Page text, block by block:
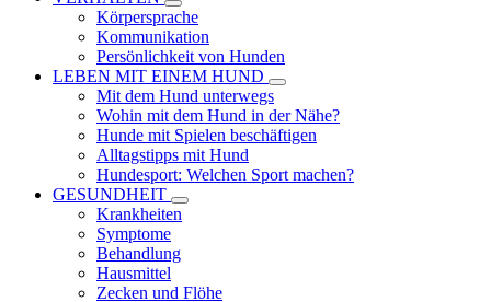
Körpersprache
Kommunikation
Persönlichkeit von Hunden
LEBEN MIT EINEM HUND
Mit dem Hund unterwegs
Wohin mit dem Hund in der Nähe?
Hunde mit Spielen beschäftigen
Alltagstipps mit Hund
Hundesport: Welchen Sport machen?
GESUNDHEIT
Krankheiten
Symptome
Behandlung
Hausmittel
Zecken und Flöhe